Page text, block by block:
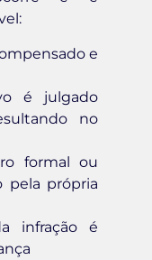
e
é julgado
no
formal ou
pela própria
infração é